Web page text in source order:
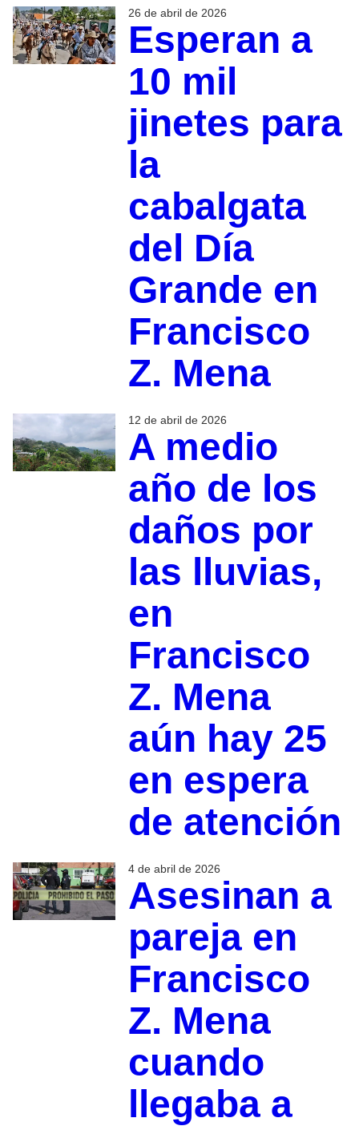
26 de abril de 2026
Esperan a
10 mil
jinetes para
la
cabalgata
del Día
Grande en
Francisco
Z. Mena
12 de abril de 2026
A medio
año de los
daños por
las lluvias,
en
Francisco
Z. Mena
aún hay 25
en espera
de atención
4 de abril de 2026
Asesinan a
pareja en
Francisco
Z. Mena
cuando
llegaba a